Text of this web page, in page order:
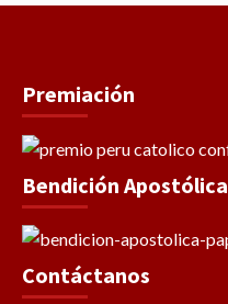
Premiación
Bendición Apostólica
Contáctanos